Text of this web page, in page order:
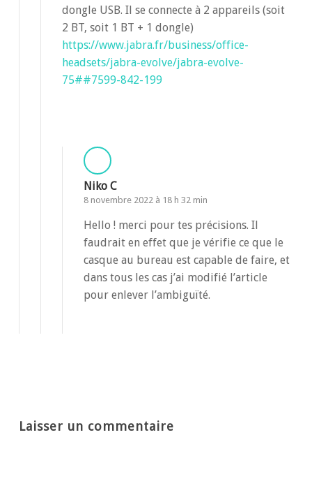
dongle USB. Il se connecte à 2 appareils (soit
2 BT, soit 1 BT + 1 dongle)
https://www.jabra.fr/business/office-
headsets/jabra-evolve/jabra-evolve-
75##7599-842-199
Niko C
8 novembre 2022 à 18 h 32 min
Hello ! merci pour tes précisions. Il
faudrait en effet que je vérifie ce que le
casque au bureau est capable de faire, et
dans tous les cas j’ai modifié l’article
pour enlever l’ambiguïté.
Laisser un commentaire